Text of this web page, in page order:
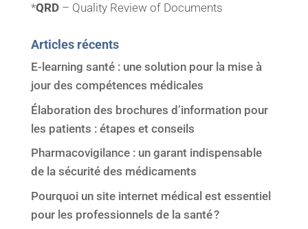
*QRD– Quality Review of Documents
Articles récents
E-learning santé : une solution pour la mise à
jour des compétences médicales
Élaboration des brochures d’information pour
les patients : étapes et conseils
Pharmacovigilance : un garant indispensable
de la sécurité des médicaments
Pourquoi un site internet médical est essentiel
pour les professionnels de la santé ?